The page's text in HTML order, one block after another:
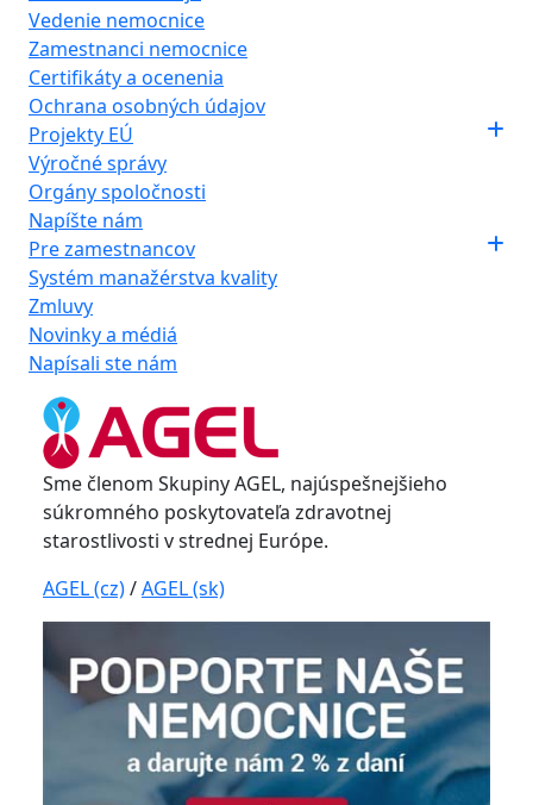
Vedenie nemocnice
Zamestnanci nemocnice
Certifikáty a ocenenia
Ochrana osobných údajov
Projekty EÚ
Výročné správy
Orgány spoločnosti
Napíšte nám
Pre zamestnancov
Systém manažérstva kvality
Zmluvy
Novinky a médiá
Napísali ste nám
Sme členom Skupiny AGEL, najúspešnejšieho
súkromného poskytovateľa zdravotnej
starostlivosti v strednej Európe.
AGEL (cz)/AGEL (sk)